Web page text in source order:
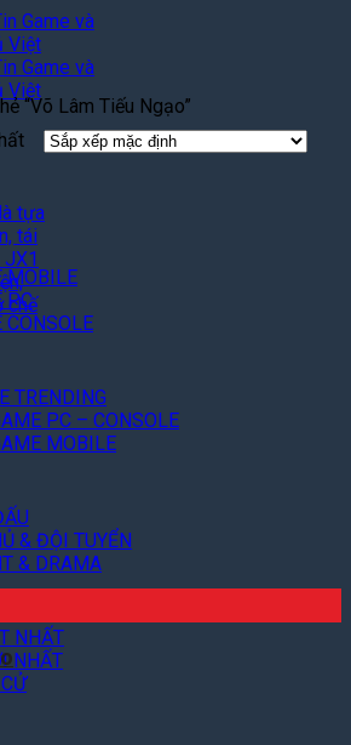
MOBILE
PC
CONSOLE
TRENDING
PC – CONSOLE
MOBILE
& ĐỘI TUYỂN
& DRAMA
NHẤT
NHẤT
“Võ Lâm Tiếu Ngạo”